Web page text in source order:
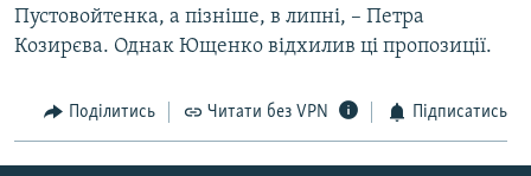
Пустовойтенка, а пізніше, в липні, – Петра
Козирєва. Однак Ющенко відхилив ці пропозиції.
Поділитись Читати без VPN Підписатись